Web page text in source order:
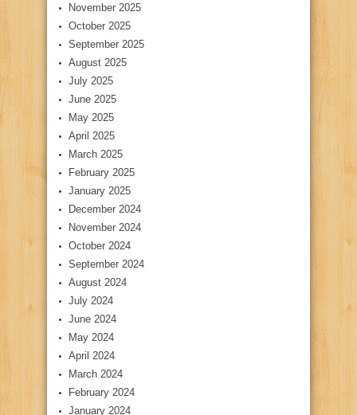
November 2025
October 2025
September 2025
August 2025
July 2025
June 2025
May 2025
April 2025
March 2025
February 2025
January 2025
December 2024
November 2024
October 2024
September 2024
August 2024
July 2024
June 2024
May 2024
April 2024
March 2024
February 2024
January 2024